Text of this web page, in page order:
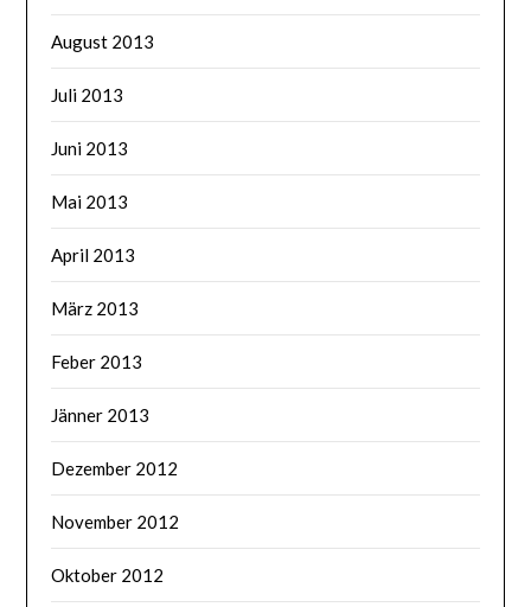
August 2013
Juli 2013
Juni 2013
Mai 2013
April 2013
März 2013
Feber 2013
Jänner 2013
Dezember 2012
November 2012
Oktober 2012